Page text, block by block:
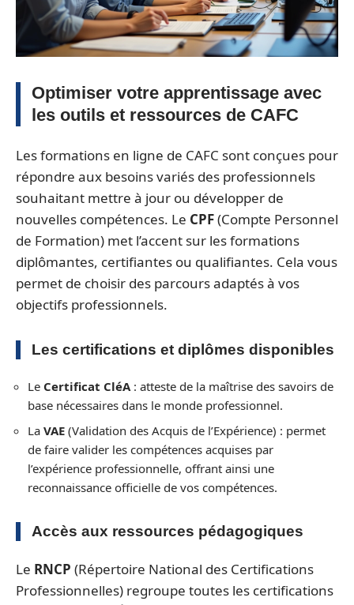
Optimiser votre apprentissage avec
les outils et ressources de CAFC
Les formations en ligne de CAFC sont conçues pour
répondre aux besoins variés des professionnels
souhaitant mettre à jour ou développer de
nouvelles compétences. Le CPF(Compte Personnel
de Formation) met l’accent sur les formations
diplômantes, certifiantes ou qualifiantes. Cela vous
permet de choisir des parcours adaptés à vos
objectifs professionnels.
Les certifications et diplômes disponibles
Le Certificat CléA: atteste de la maîtrise des savoirs de
base nécessaires dans le monde professionnel.
La VAE (Validation des Acquis de l’Expérience) : permet
de faire valider les compétences acquises par
l’expérience professionnelle, offrant ainsi une
reconnaissance officielle de vos compétences.
Accès aux ressources pédagogiques
Le RNCP (Répertoire National des Certifications
Professionnelles) regroupe toutes les certifications